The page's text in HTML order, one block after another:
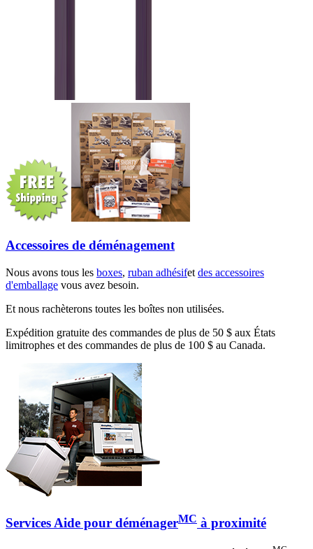
Accessoires de déménagement
Nous avons tous les boxes, ruban adhésifet des accessoires
d'emballage vous avez besoin.
Et nous rachèterons toutes les boîtes non utilisées.
Expédition gratuite des commandes de plus de 50 $ aux États
limitrophes et des commandes de plus de 100 $ au Canada.
Services Aide pour déménagerMC à proximité